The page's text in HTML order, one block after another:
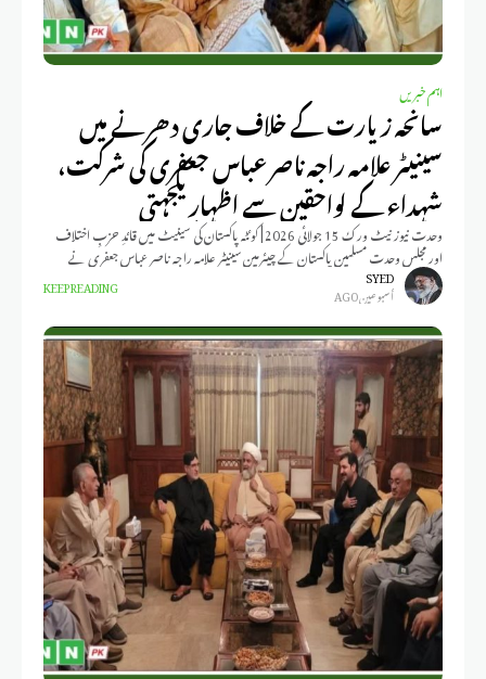
اہم خبریں
سانحہ زیارت کے خلاف جاری دھرنے میں
سینیٹر علامہ راجہ ناصر عباس جعفری کی شرکت،
شہداء کے لواحقین سے اظہارِ یکجہتی
وحدت نیوز نیٹ ورک 15 جولائی 2026 | کوئٹہ پاکستان کی سینیٹ میں قائدِ حزبِ اختلاف
اور مجلس وحدت مسلمین پاکستان کے چیئرمین سینیٹر علامہ راجہ ناصر عباس جعفری نے
SYED
أسبوعين AGO KEEP READING